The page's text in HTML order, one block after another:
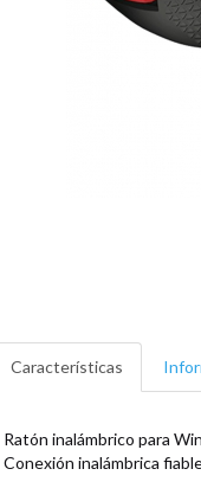
Características
Ratón inalámbrico para
Conexión inalámbrica